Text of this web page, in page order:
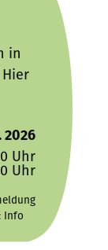
in
2026
Uhr
Uhr
Info